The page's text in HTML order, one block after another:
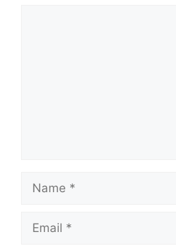
Name
Email